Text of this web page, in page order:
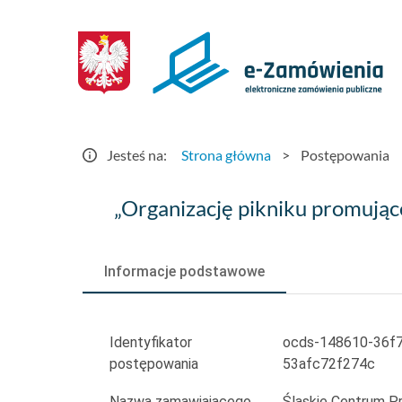
Postępowania
Jesteś na: Strona główna > Postępowania
„Organizację
promującego
fundusze
UE”.
„Organizację pikniku
Informacje podstawowe
Identyfikator
postępowania
ocds-148610-
53afc72f274c